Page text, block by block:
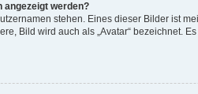
angezeigt werden?
stehen. Eines dieser Bilder ist
Bild wird auch als „Avatar“ bezeichnet.